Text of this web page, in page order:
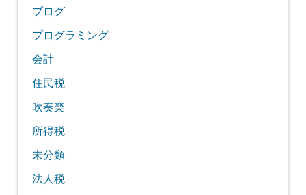
ブログ
プログラミング
会計
住民税
吹奏楽
所得税
未分類
法人税